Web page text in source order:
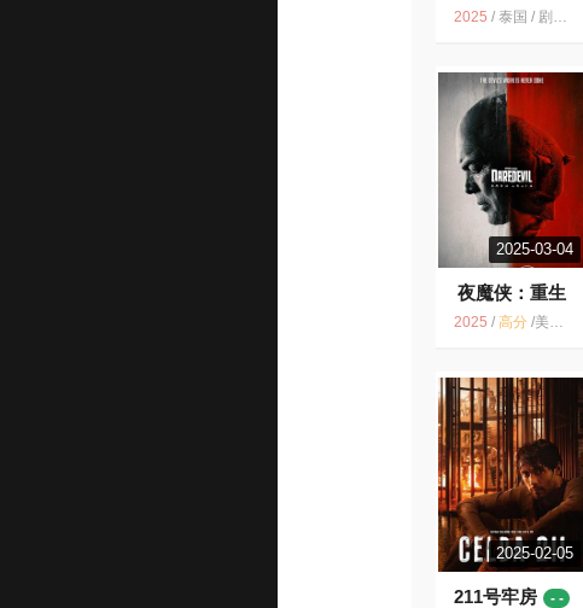
2025 /泰国 / 剧情 惊悚
2025-03-04
夜魔侠：重生
7.7
2025 /高分 /美国 / 剧情 动作 科幻 惊悚 犯罪 奇幻 冒险
2025-02-05
211号牢房
- -